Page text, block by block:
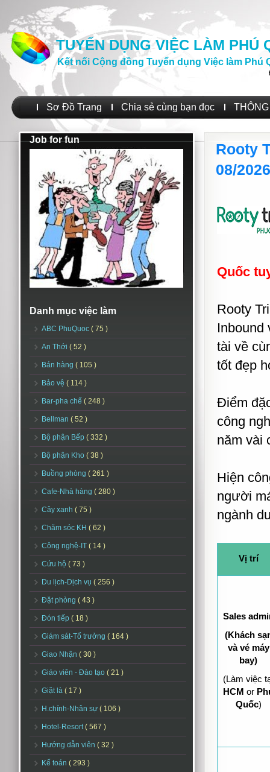
TUYỂN DỤNG VIỆC LÀM PHÚ
Kết nối Cộng đồng Tuyển dụng Việc làm Phú
Sơ Đồ Trang Chia sẻ cùng bạn đọc
Job for fun
Danh mục việc làm
ABC PhuQuoc ( 75 )
An Thới ( 52 )
Bán hàng ( 105 )
Bảo vệ ( 114 )
Bar-pha chế ( 248 )
Bellman ( 52 )
Bộ phận Bếp ( 332 )
Bộ phận Kho ( 38 )
Buồng phòng ( 261 )
Cafe-Nhà hàng ( 280 )
Cây xanh ( 75 )
Chăm sóc KH ( 62 )
Công nghệ-IT ( 14 )
Cứu hộ ( 73 )
Du lịch-Dịch vụ ( 256 )
Đặt phòng ( 43 )
Đón tiếp ( 18 )
Giám sát-Tổ trưởng ( 164 )
Giao Nhận ( 30 )
Giáo viên - Đào tạo ( 21 )
Giặt là ( 17 )
H.chính-Nhân sự ( 106 )
Hotel-Resort( 567 )
Hướng dẫn viên ( 32 )
Kế toán ( 293 )
Rooty
08/2026
Quốc
Rooty
Inbound
tài về
tốt đẹp
Điểm
công
năm vài
Hiện
người
ngành
Vị trí
Sales
(Khách
và vé máy
bay)
(Làm việc
HCM or
Quốc)